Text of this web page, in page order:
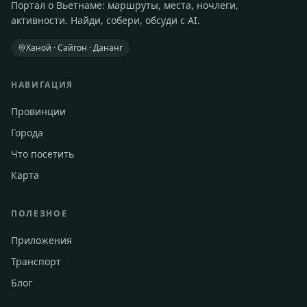
Портал о Вьетнаме: маршруты, места, ночлеги,
активности. Найди, собери, обсуди с AI.
Ханой · Сайгон · Дананг
НАВИГАЦИЯ
Провинции
Города
Что посетить
Карта
ПОЛЕЗНОЕ
Приложения
Транспорт
Блог